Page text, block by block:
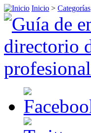
Inicio > Categorías